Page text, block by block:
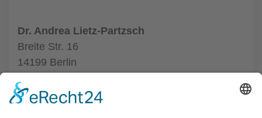
Dr. Andrea Lietz-Partzsch
Breite Str. 16
14199 Berlin
zur Augenarztpraxis